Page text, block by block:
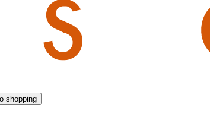
shopping